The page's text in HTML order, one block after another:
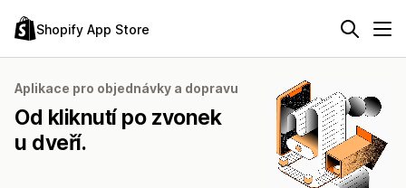
Shopify App Store
Aplikace pro objednávky a dopravu
Od kliknutí po zvonek
u dveří.